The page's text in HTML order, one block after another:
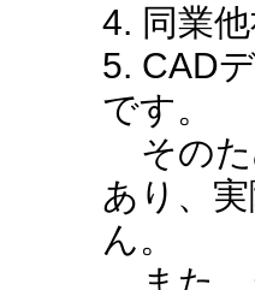
4. 同業
5. CAD
です。
そのた
あり、
ん。